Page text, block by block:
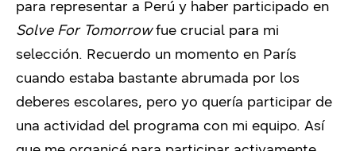
para representar a Perú y haber participado en
Solve For Tomorrowfue crucial para mi
selección. Recuerdo un momento en París
cuando estaba bastante abrumada por los
deberes escolares, pero yo quería participar de
una actividad del programa con mi equipo. Así